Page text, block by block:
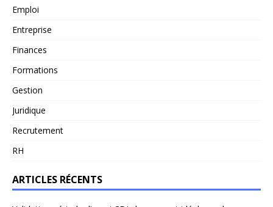
Emploi
Entreprise
Finances
Formations
Gestion
Juridique
Recrutement
RH
ARTICLES RÉCENTS